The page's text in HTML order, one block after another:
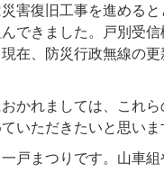
害復旧工事を進める
できました。戸別受
在、防災行政無線の
かれましては、これ
いただきたいと思いま
戸まつりです。山車